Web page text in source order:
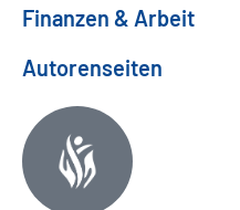
Finanzen & Arbeit
Autorenseiten